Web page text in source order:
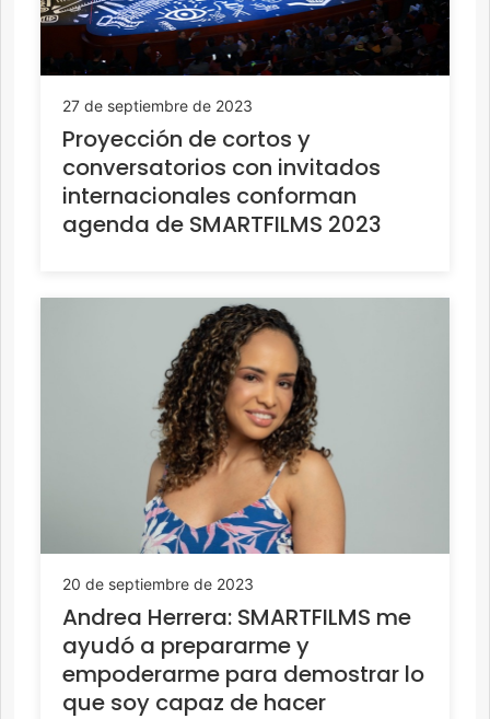
27 de septiembre de 2023
Proyección de cortos y
conversatorios con invitados
internacionales conforman
agenda de SMARTFILMS 2023
20 de septiembre de 2023
Andrea Herrera: SMARTFILMS me
ayudó a prepararme y
empoderarme para demostrar lo
que soy capaz de hacer